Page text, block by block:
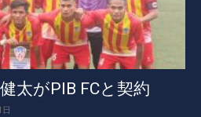
太がPIB FCと契約